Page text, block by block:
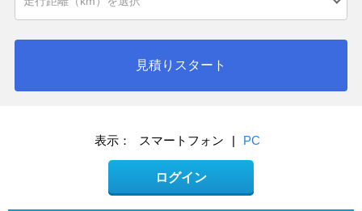
見積りスタート
表示： スマートフォン | PC
ログイン